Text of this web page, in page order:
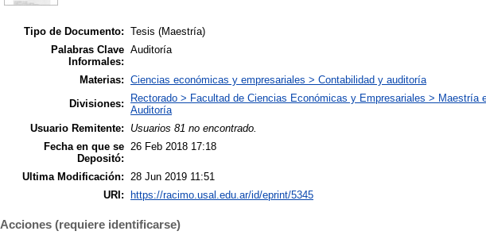
Tipo de Documento: Tesis (Maestría)
Palabras Clave
Informales:
Auditoría
Materias: Ciencias económicas y empresariales > Contabilidad y auditoría
Divisiones:
Rectorado > Facultad de Ciencias Económicas y Empresariales > Maestría
Auditoría
Usuario Remitente:
Usuarios 81 no encontrado.
Fecha en que se
Depositó:
26 Feb 2018 17:18
Ultima Modificación: 28 Jun 2019 11:51
URI:
https://racimo.usal.edu.ar/id/eprint/5345
Acciones (requiere identificarse)